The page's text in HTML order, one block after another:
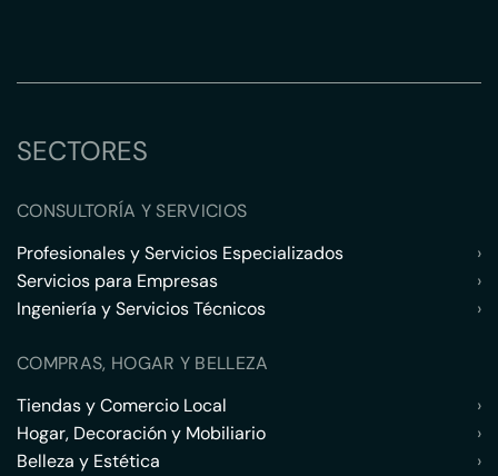
SECTORES
CONSULTORÍA Y SERVICIOS
Profesionales y Servicios Especializados
›
Servicios para Empresas
›
Ingeniería y Servicios Técnicos
›
COMPRAS, HOGAR Y BELLEZA
Tiendas y Comercio Local
›
Hogar, Decoración y Mobiliario
›
Belleza y Estética
›